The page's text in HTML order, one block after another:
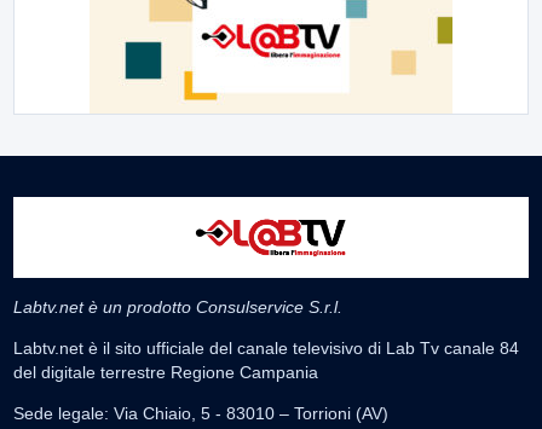
Labtv.net è un prodotto Consulservice S.r.l.
Labtv.net è il sito ufficiale del canale televisivo di Lab Tv canale 84
del digitale terrestre Regione Campania
Sede legale: Via Chiaio, 5 - 83010 – Torrioni (AV)